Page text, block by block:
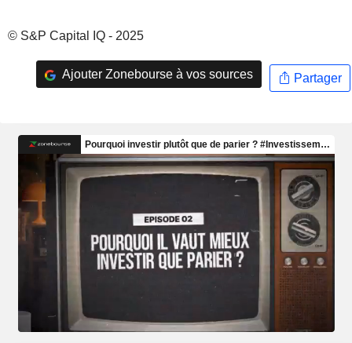
© S&P Capital IQ - 2025
Ajouter Zonebourse à vos sources Partager